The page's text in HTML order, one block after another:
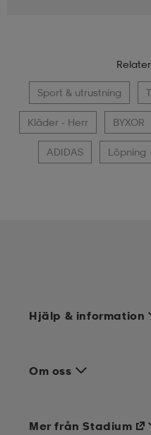
Sport & utrustning
Kläder - Herr BYXOR
ADIDAS Löpning
Hjälp & information
Om oss
Mer från Stadium